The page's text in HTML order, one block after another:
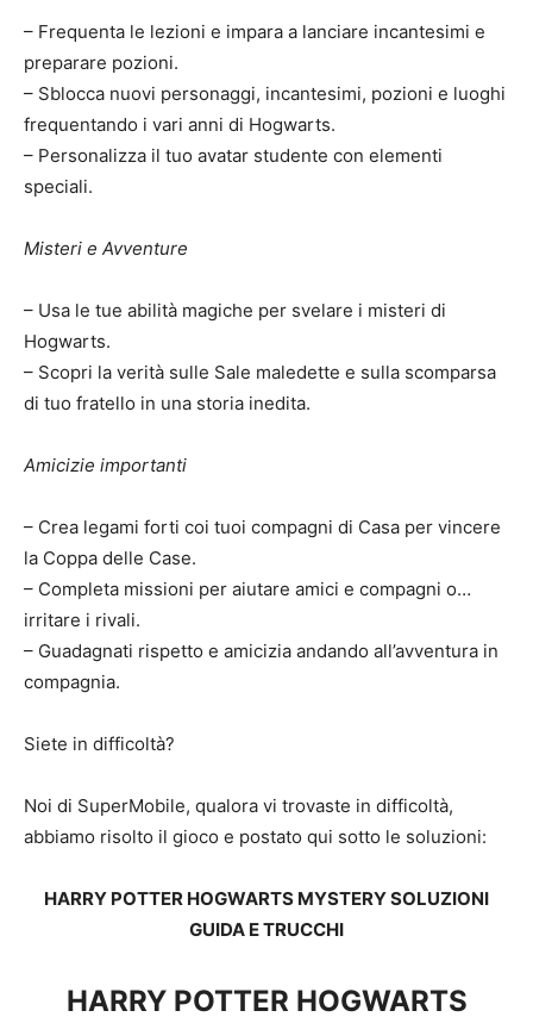
– Frequenta le lezioni e impara a lanciare incantesimi e
preparare pozioni.
– Sblocca nuovi personaggi, incantesimi, pozioni e luoghi
frequentando i vari anni di Hogwarts.
– Personalizza il tuo avatar studente con elementi
speciali.
Misteri e Avventure
– Usa le tue abilità magiche per svelare i misteri di
Hogwarts.
– Scopri la verità sulle Sale maledette e sulla scomparsa
di tuo fratello in una storia inedita.
Amicizie importanti
– Crea legami forti coi tuoi compagni di Casa per vincere
la Coppa delle Case.
– Completa missioni per aiutare amici e compagni o…
irritare i rivali.
– Guadagnati rispetto e amicizia andando all’avventura in
compagnia.
Siete in difficoltà?
Noi di SuperMobile, qualora vi trovaste in difficoltà,
abbiamo risolto il gioco e postato qui sotto le soluzioni:
HARRY POTTER HOGWARTS MYSTERY SOLUZIONI
GUIDA E TRUCCHI
HARRY POTTER HOGWARTS